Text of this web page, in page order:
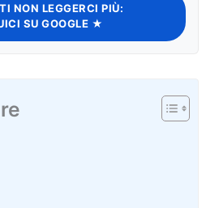
NON LEGGERCI PIÙ:
SU GOOGLE ★